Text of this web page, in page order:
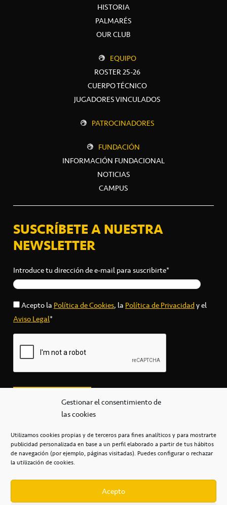
Gestionar el consentimiento de
las cookies
Utilizamos cookies propias y de terceros para fines analíticos y para mostrarte
publicidad personalizada en base a un perfil elaborado a partir de tus hábitos
de navegación (por ejemplo, páginas visitadas). Puedes configurar o rechazar
la utilización de cookies.
Acepto
HISTORIA
PALMARÉS
OUR CLUB
EQUIPO
ROSTER 25-26
CUERPO TÉCNICO
JUGADORES VINCULADOS
PATROCINADORES
FUNDACIÓN
INFORMACIÓN FUNDACIONAL
NOTICIAS
CAMPUS
SUSCRÍBETE A NUESTRA
NEWSLETTER
Introduce tu dirección de e-mail para suscribirte*
Acepto laPolítica de Cookies, laPolítica de Privacidady el
Aviso Legal*
secretaria@cbcanarias.es
+34 922 253 684
Casa del Deporte / 38108 – La Laguna